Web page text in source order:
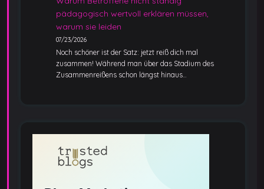
pädagogisch wertvoll erklären müssen,
warum sie leiden
07/23/2026
Noch schöner ist der Satz: jetzt reiß dich mal
zusammen! Während man über das Stadium des
Zusammenreißens schon längst hinaus…